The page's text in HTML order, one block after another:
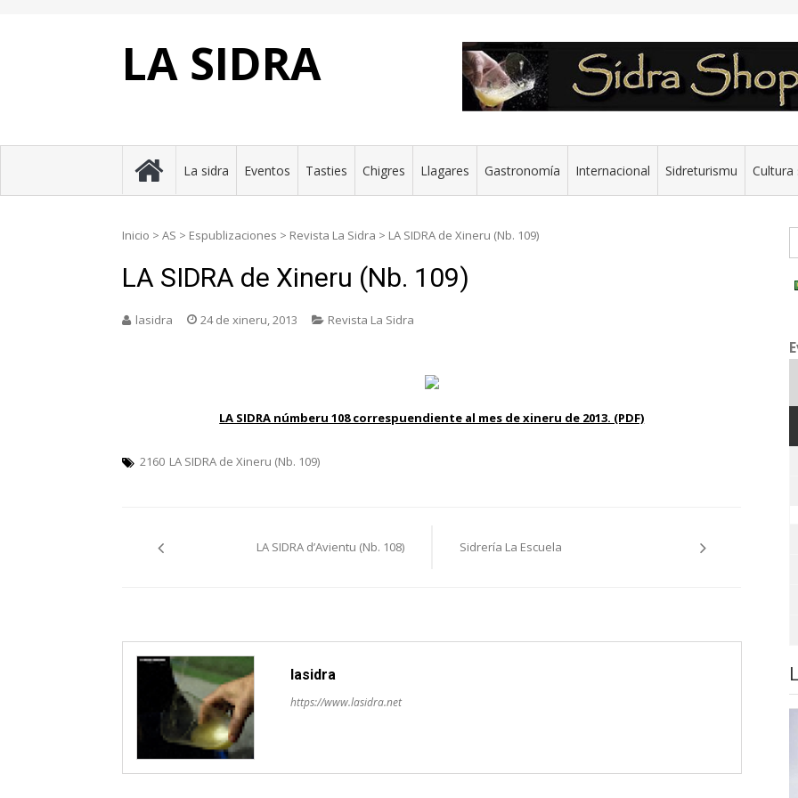
LA SIDRA
La sidra Eventos Tasties Chigres Llagares Gastronomía Internacional Sidreturismu Cultura
Inicio > AS > Espublizaciones > Revista La Sidra > LA SIDRA de Xineru (Nb. 109)
LA SIDRA de Xineru (Nb. 109)
lasidra 24 de xineru, 2013 Revista La Sidra
LA SIDRA númberu 108 correspuendiente al mes de xineru de 2013. (PDF)
2160 LA SIDRA de Xineru (Nb. 109)
pelos
LA SIDRA d’Avientu (Nb. 108) Sidrería La Escuela
lasidra
https://www.lasidra.net